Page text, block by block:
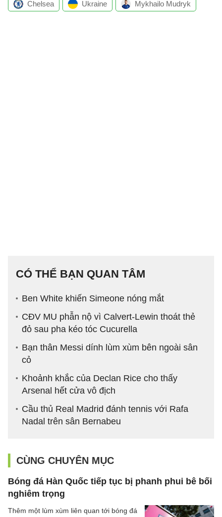
Chelsea Ukraine Mykhailo Mudryk
CÓ THỂ BẠN QUAN TÂM
Ben White khiến Simeone nóng mắt
CĐV MU phẫn nộ vì Calvert-Lewin thoát thẻ
đỏ sau pha kéo tóc Cucurella
Bạn thân Messi dính lùm xùm bên ngoài sân
cỏ
Khoảnh khắc của Declan Rice cho thấy
Arsenal hết cửa vô địch
Cầu thủ Real Madrid đánh tennis với Rafa
Nadal trên sân Bernabeu
CÙNG CHUYÊN MỤC
Bóng đá Hàn Quốc tiếp tục bị phanh phui bê bối
nghiêm trọng
Thêm một lùm xùm liên quan tới bóng đá